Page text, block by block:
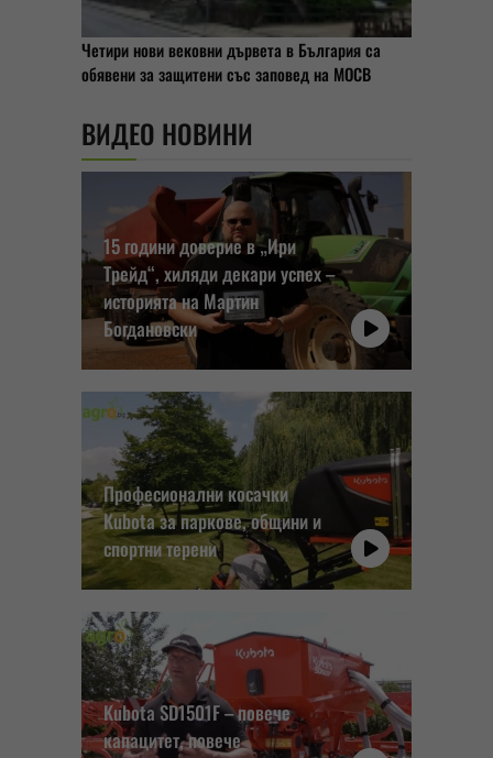
Четири нови вековни дървета в България са
обявени за защитени със заповед на МОСВ
ВИДЕО НОВИНИ
15 години доверие в „Ири
Трейд“, хиляди декари успех –
историята на Мартин
Богдановски
Професионални косачки
Kubota за паркове, общини и
спортни терени
Kubota SD1501F – повече
капацитет, повече